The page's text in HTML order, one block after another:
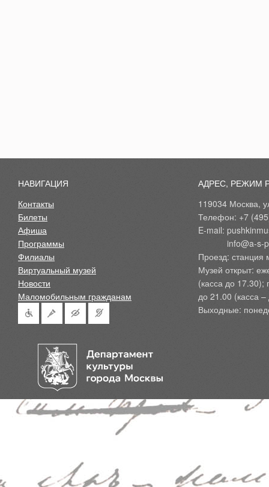
НАВИГАЦИЯ
Контакты
Билеты
Афиша
Программы
Филиалы
Виртуальный музей
Новости
Маломобильным гражданам
АДРЕС, РЕЖИМ
119034 Москва,
Телефон: +7
E-mail:
Проезд: станция
Музей открыт:
(касса до 17.30);
до 21.00 (касса
Выходные: